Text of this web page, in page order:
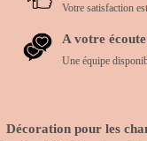
Votre satisfaction
A votre écoute
Une équipe
Décoration pour les